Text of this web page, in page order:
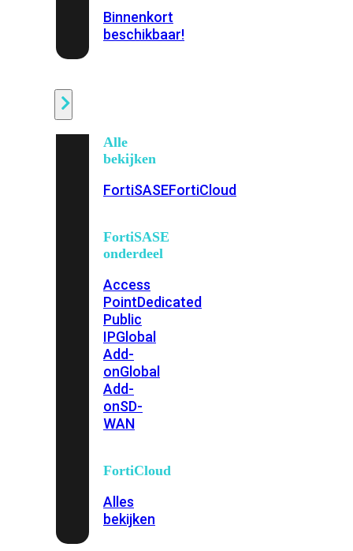
Binnenkort
beschikbaar!
Alle
bekijken
FortiSASEFortiCloud
FortiSASE
onderdeel
Access
PointDedicated
Public
IPGlobal
Add-
onGlobal
Add-
onSD-
WAN
FortiCloud
Alles
bekijken